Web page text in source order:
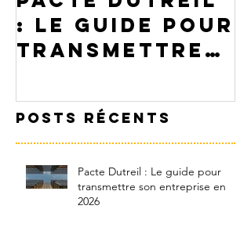
: Le guide pour
transmettre
entreprise en
2026
Posts Récents
Pacte Dutreil : Le guide pour
transmettre son entreprise en
2026